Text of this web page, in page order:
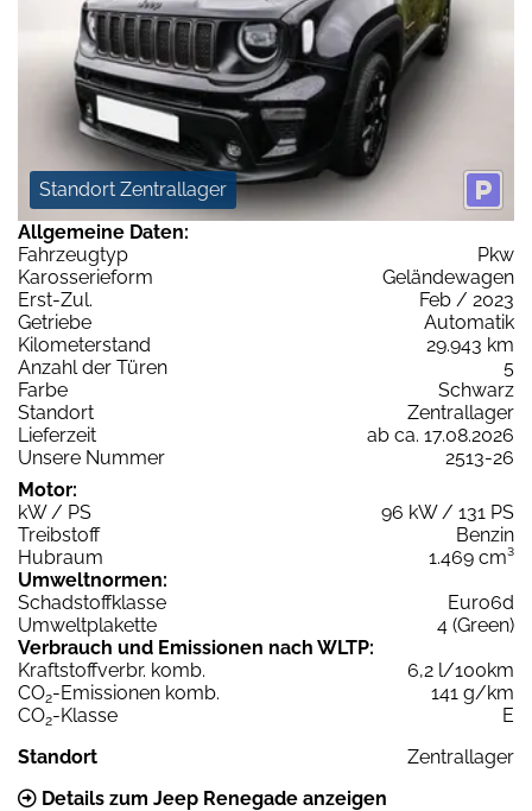
Standort Zentrallager
Allgemeine Daten:
Fahrzeugtyp
Pkw
Karosserieform
Geländewagen
Erst-Zul.
Feb / 2023
Getriebe
Automatik
Kilometerstand
29.943 km
Anzahl der Türen
5
Farbe
Schwarz
Standort
Zentrallager
Lieferzeit
ab ca. 17.08.2026
Unsere Nummer
2513-26
Motor:
kW / PS
96 kW / 131 PS
Treibstoff
Benzin
Hubraum
1.469 cm³
Umweltnormen:
Schadstoffklasse
Euro6d
Umweltplakette
4 (Green)
Verbrauch und Emissionen nach WLTP:
Kraftstoffverbr. komb.
6,2 l/100km
CO2-Emissionen komb.
141 g/km
CO2-Klasse
E
Standort
Zentrallager
Details zum Jeep Renegade anzeigen